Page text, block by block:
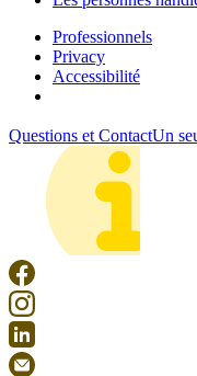
Professionnels
Privacy
Accessibilité
Questions et ContactUn